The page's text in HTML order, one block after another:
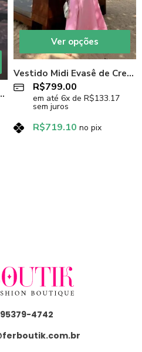
Dourada
Ver opções
Vestido Midi Evasê de Crepe Rosa Candy Cor-de-rosa
R$799.00
em até 6x de R$133.17
sem juros
R$719.10 no pix
95379-4742